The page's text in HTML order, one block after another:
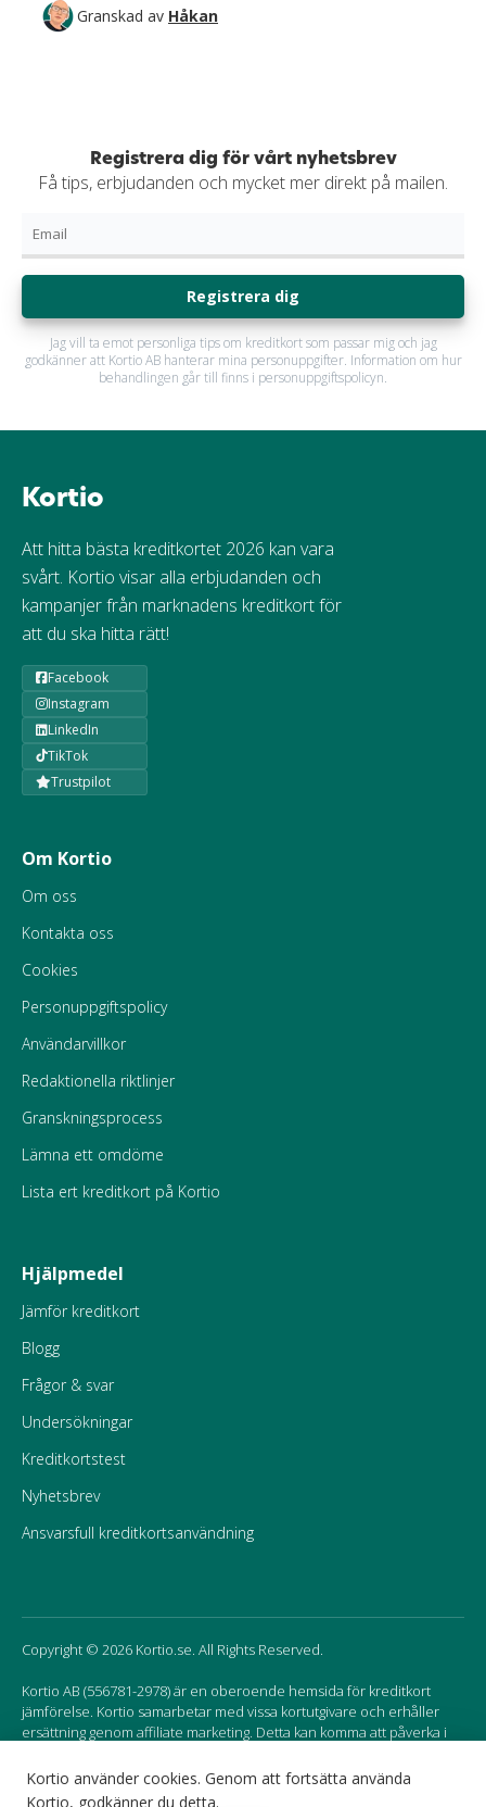
Granskad av Håkan
Kortio använder cookies. Genom att fortsätta använda
Kortio, godkänner du detta.
Registrera dig för vårt nyhetsbrev
Få tips, erbjudanden och mycket mer direkt på mailen.
Registrera dig
Jag vill ta emot personliga tips om kreditkort som passar mig och jag
godkänner att Kortio AB hanterar mina personuppgifter. Information om hur
behandlingen går till finns i personuppgiftspolicyn.
Kortio
Att hitta bästa kreditkortet 2026 kan vara
svårt. Kortio visar alla erbjudanden och
kampanjer från marknadens kreditkort för
att du ska hitta rätt!
Facebook
Instagram
LinkedIn
TikTok
Trustpilot
Om Kortio
Om oss
Kontakta oss
Cookies
Personuppgiftspolicy
Användarvillkor
Redaktionella riktlinjer
Granskningsprocess
Lämna ett omdöme
Lista ert kreditkort på Kortio
Hjälpmedel
Jämför kreditkort
Blogg
Frågor & svar
Undersökningar
Kreditkortstest
Nyhetsbrev
Ansvarsfull kreditkortsanvändning
Copyright © 2026 Kortio.se. All Rights Reserved.
Kortio AB (556781-2978) är en oberoende hemsida för kreditkort
jämförelse. Kortio samarbetar med vissa kortutgivare och erhåller
ersättning genom affiliate marketing. Detta kan komma att påverka i